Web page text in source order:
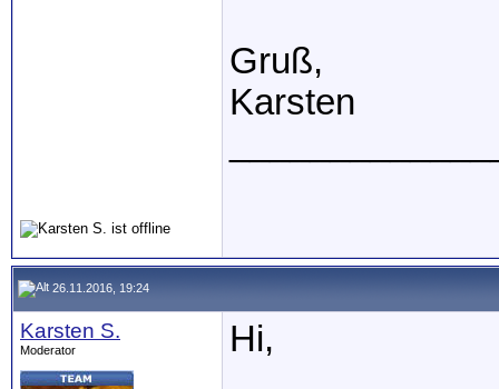
Gruß,
Karsten
26.11.2016, 19:24
Karsten S.
Moderator Hi,